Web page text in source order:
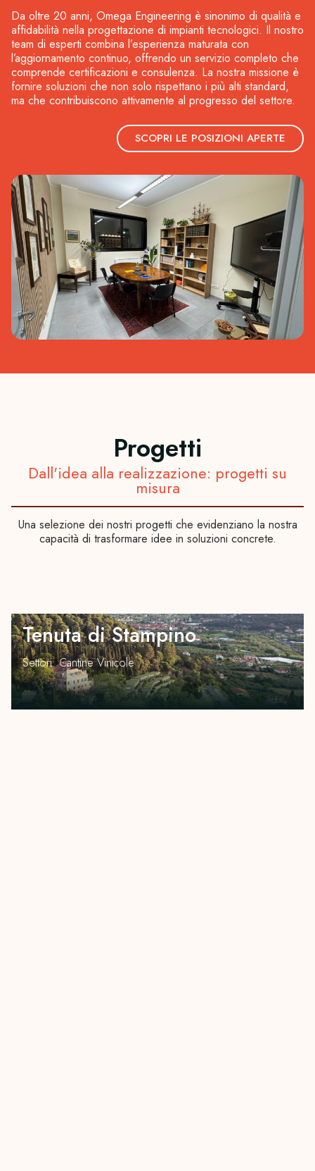
Da oltre 20 anni, Omega Engineering è sinonimo di qualità e
affidabilità nella progettazione di impianti tecnologici. Il nostro
team di esperti combina l’esperienza maturata con
l’aggiornamento continuo, offrendo un servizio completo che
comprende certificazioni e consulenza. La nostra missione è
fornire soluzioni che non solo rispettano i più alti standard,
ma che contribuiscono attivamente al progresso del settore.
SCOPRI LE POSIZIONI APERTE
Progetti
Dall'idea alla realizzazione: progetti su
misura
Una selezione dei nostri progetti che evidenziano la nostra
capacità di trasformare idee in soluzioni concrete.
Tenuta di Stampino
Settori:Cantine Vinicole